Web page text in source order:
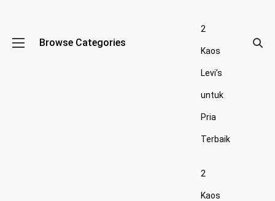
Browse Categories
2
Kaos
Levi’s
untuk
Pria
Terbaik
2
Kaos